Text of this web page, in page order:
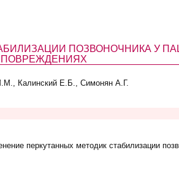
ПОЗВОНОЧНИКА У
ПОВРЕЖДЕНИЯХ
Калинский Е.Б., Симонян А.Г.
перкутанных методик стабилизации